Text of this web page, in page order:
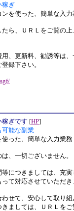
稼ぎ
を使った、簡単な入力
ら、ＵＲＬをご覧の
、更新料、勧誘等は
録下さい。
稼ぎです [HP]
能な副業
った、簡単な入力業務
、一切ございません。
につきましては、充実
て対応させていただき
せて、安心して取り
ましては、ＵＲＬを